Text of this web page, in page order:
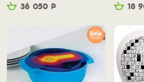
36 050 Р 18